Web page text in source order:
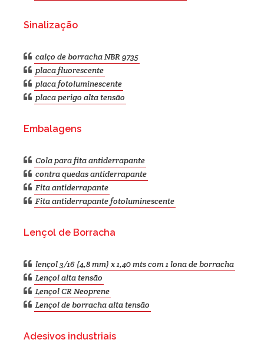
Sinalização
calço de borracha NBR 9735
placa fluorescente
placa fotoluminescente
placa perigo alta tensão
Embalagens
Cola para fita antiderrapante
contra quedas antiderrapante
Fita antiderrapante
Fita antiderrapante fotoluminescente
Lençol de Borracha
lençol 3/16 (4,8 mm) x 1,40 mts com 1 lona de borracha
Lençol alta tensão
Lençol CR Neoprene
Lençol de borracha alta tensão
Adesivos industriais